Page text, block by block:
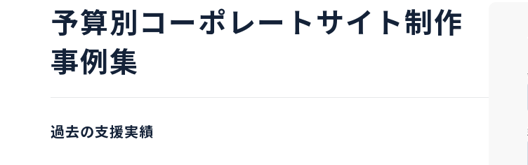
予算別コーポレートサイト制作
事例集
過去の支援実績